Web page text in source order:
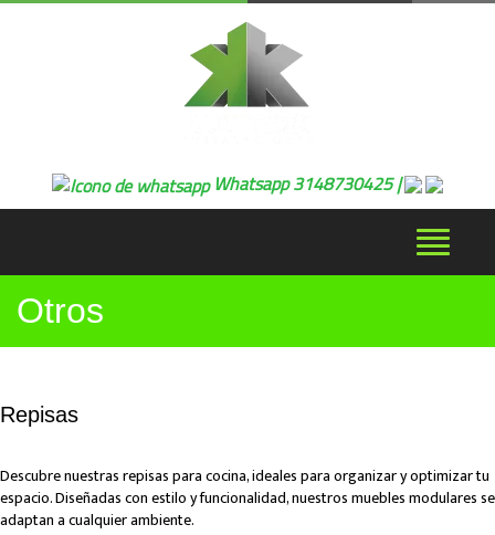
Whatsapp 3148730425 |
Otros
Repisas
Descubre nuestras repisas para cocina, ideales para organizar y optimizar tu
espacio. Diseñadas con estilo y funcionalidad, nuestros muebles modulares se
adaptan a cualquier ambiente.